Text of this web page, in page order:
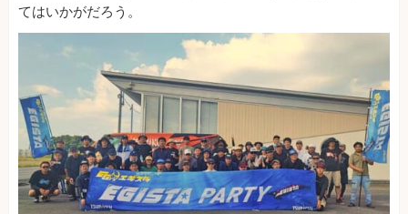
てはいかがだろう。